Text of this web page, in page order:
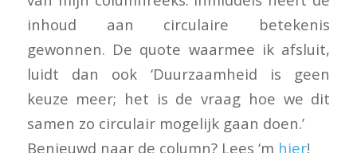
inhoud aan circulaire betekenis
gewonnen. De quote waarmee ik afsluit,
luidt dan ook ‘Duurzaamheid is geen
keuze meer; het is de vraag hoe we dit
samen zo circulair mogelijk gaan doen.’
Benieuwd naar de column? Lees ‘m hier!